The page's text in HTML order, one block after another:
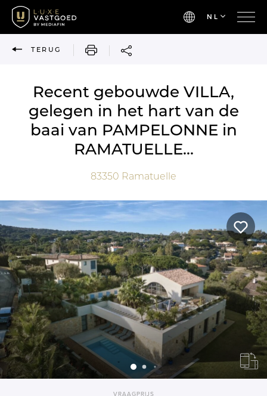
NL
TERUG AFDRUKKEN
Recent gebouwde VILLA,
gelegen in het hart van de
baai van PAMPELONNE in
RAMATUELLE...
83350 Ramatuelle
VRAAGPRIJS